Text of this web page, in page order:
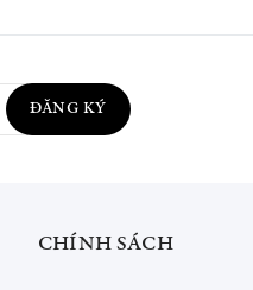
ĐĂNG KÝ
CHÍNH SÁCH